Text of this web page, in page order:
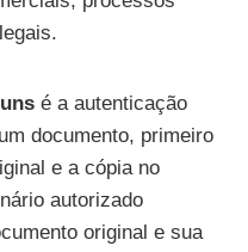
é a autenticação
documento, primeiro
e a cópia no
autorizado
original e sua